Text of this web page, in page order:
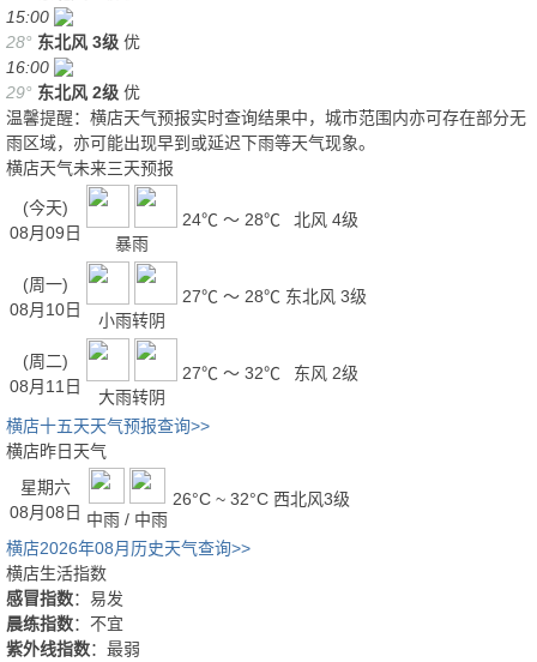
15:00
28° 东北风 3级 优
16:00
29° 东北风 2级 优
温馨提醒：横店天气预报实时查询结果中，城市范围内亦可存在部分无
雨区域，亦可能出现早到或延迟下雨等天气现象。
横店天气未来三天预报
(今天)
08月09日
暴雨
24℃ ～ 28℃ 北风 4级
(周一)
08月10日
小雨转阴
27℃ ～ 28℃ 东北风 3级
(周二)
08月11日
大雨转阴
27℃ ～ 32℃ 东风 2级
横店十五天天气预报查询>>
横店昨日天气
星期六
08月08日 中雨 / 中雨
26°C ~ 32°C 西北风3级
横店2026年08月历史天气查询>>
横店生活指数
感冒指数：易发
晨练指数：不宜
紫外线指数：最弱